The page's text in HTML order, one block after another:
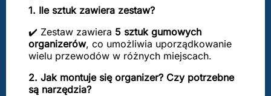
1. Ile sztuk zawiera zestaw?
✔️ Zestaw zawiera 5 sztuk gumowych
organizerów, co umożliwia uporządkowanie
wielu przewodów w różnych miejscach.
2. Jak montuje się organizer? Czy potrzebne
są narzędzia?